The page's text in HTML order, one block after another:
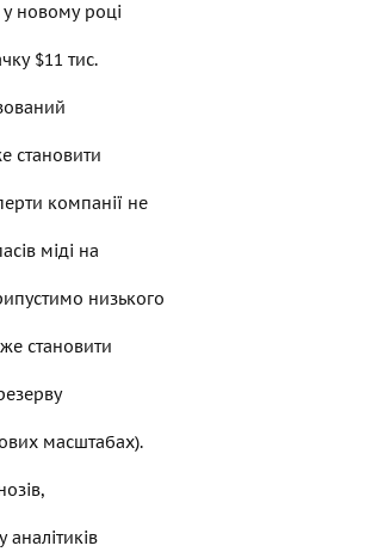
новому році
$11 тис.
становити
компанії не
міді на
низького
становити
масштабах).